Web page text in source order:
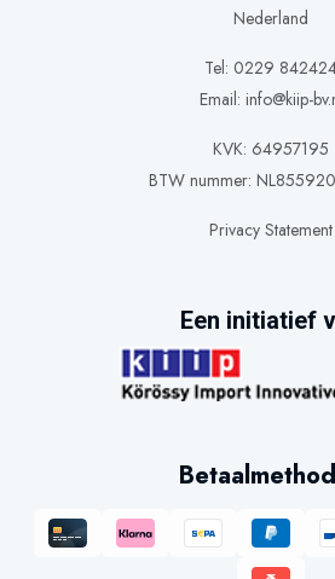
Nederland
Tel: 0229
Email: info@kiip-
KVK: 64957195
BTW nummer:
Privacy Statement
Een initiatief